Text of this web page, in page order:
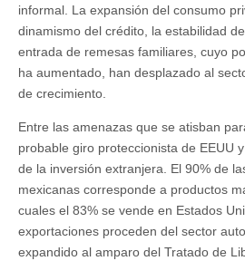
informal. La expansión del consumo
dinamismo del crédito, la estabilidad
entrada de remesas familiares, cuyo
ha aumentado, han desplazado al
de crecimiento.
Entre las amenazas que se atisban
probable giro proteccionista de EEUU
de la inversión extranjera. El 90% de
mexicanas corresponde a productos
cuales el 83% se vende en Estados
exportaciones proceden del sector
expandido al amparo del Tratado de